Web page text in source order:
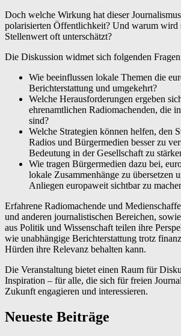
Doch welche Wirkung hat dieser
polarisierten Öffentlichkeit? Und warum wird
Stellenwert oft unterschätzt?
Die Diskussion widmet sich folgenden
Wie beeinflussen lokale Themen die
Berichterstattung und umgekehrt?
Welche Herausforderungen ergeben
ehrenamtlichen Radiomachenden, die
sind?
Welche Strategien können helfen, den
Radios und Bürgermedien besser zu
Bedeutung in der Gesellschaft zu
Wie tragen Bürgermedien dazu bei,
lokale Zusammenhänge zu übersetzen
Anliegen europaweit sichtbar zu
Erfahrene Radiomachende und
und anderen journalistischen Bereichen,
aus Politik und Wissenschaft teilen ihre
wie unabhängige Berichterstattung trotz
Hürden ihre Relevanz behalten kann.
Die Veranstaltung bietet einen Raum für
Inspiration – für alle, die sich für freien
Zukunft engagieren und interessieren.
Neueste Beiträge